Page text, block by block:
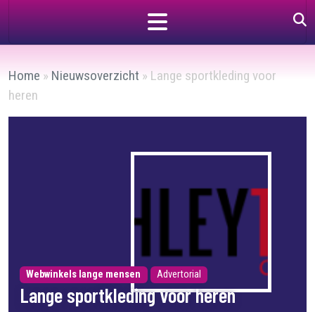
Home » Nieuwsoverzicht » Lange sportkleding voor
heren
Webwinkels lange mensen Advertorial
Lange sportkleding voor heren